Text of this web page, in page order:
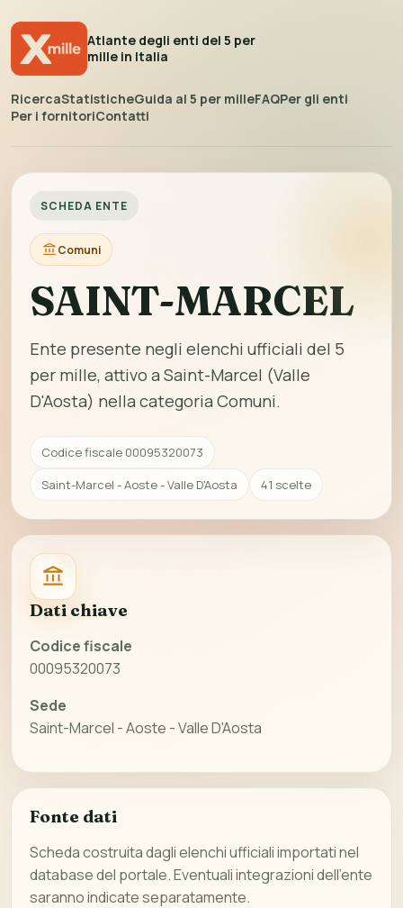
Atlante degli enti del 5 per
mille in Italia
RicercaStatisticheGuida al 5 per milleFAQPer gli enti
Per i fornitoriContatti
SCHEDA ENTE
Comuni
SAINT-MARCEL
Ente presente negli elenchi ufficiali del 5
per mille, attivo a Saint-Marcel (Valle
D'Aosta) nella categoria Comuni.
Codice fiscale 00095320073
Saint-Marcel - Aoste - Valle D'Aosta
41 scelte
Dati chiave
Codice fiscale
00095320073
Sede
Saint-Marcel - Aoste - Valle D'Aosta
Fonte dati
Scheda costruita dagli elenchi ufficiali importati nel
database del portale. Eventuali integrazioni dell’ente
saranno indicate separatamente.